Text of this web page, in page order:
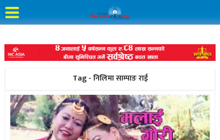
Tag - निलिमा साम्पाङ राई